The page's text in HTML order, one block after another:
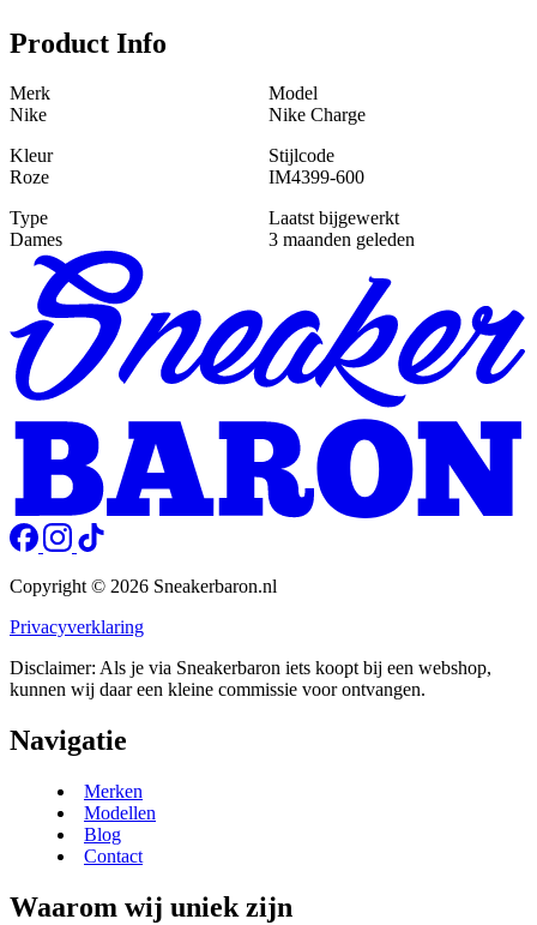
Product Info
Merk
Nike
Model
Nike Charge
Kleur
Roze
Stijlcode
IM4399-600
Type
Dames
Laatst bijgewerkt
3 maanden geleden
Copyright © 2026 Sneakerbaron.nl
Privacyverklaring
Disclaimer: Als je via Sneakerbaron iets koopt bij een webshop,
kunnen wij daar een kleine commissie voor ontvangen.
Navigatie
Merken
Modellen
Blog
Contact
Waarom wij uniek zijn